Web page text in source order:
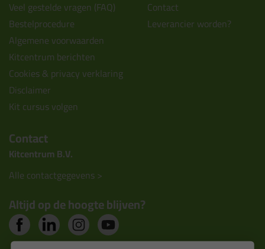
Veel gestelde vragen (FAQ)
Bestelprocedure
Algemene voorwaarden
Kitcentrum berichten
Cookies & privacy verklaring
Disclaimer
Kit cursus volgen
Contact
Leverancier worden?
Contact
Kitcentrum B.V.
Alle contactgegevens >
Altijd op de hoogte blijven?